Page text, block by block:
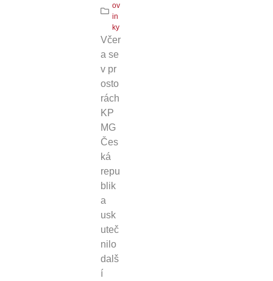
ov
in
ky
Včer
a se
v pr
osto
rách
KP
MG
Čes
ká
repu
blik
a
usk
uteč
nilo
dalš
í